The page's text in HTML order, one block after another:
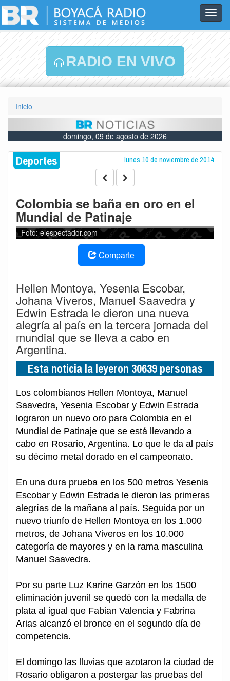
RADIO EN VIVO
Inicio
domingo, 09 de agosto de 2026
Deportes lunes 10 de noviembre de 2014
Colombia se baña en oro en el
Mundial de Patinaje
Foto: elespectador.com
Comparte
Hellen Montoya, Yesenia Escobar,
Johana Viveros, Manuel Saavedra y
Edwin Estrada le dieron una nueva
alegría al país en la tercera jornada del
mundial que se lleva a cabo en
Argentina.
Esta noticia la leyeron 30639 personas
Los colombianos Hellen Montoya, Manuel
Saavedra, Yesenia Escobar y Edwin Estrada
lograron un nuevo oro para Colombia en el
Mundial de Patinaje que se está llevando a
cabo en Rosario, Argentina. Lo que le da al país
su décimo metal dorado en el campeonato.
En una dura prueba en los 500 metros Yesenia
Escobar y Edwin Estrada le dieron las primeras
alegrías de la mañana al país. Seguida por un
nuevo triunfo de Hellen Montoya en los 1.000
metros, de Johana Viveros en los 10.000
categoría de mayores y en la rama masculina
Manuel Saavedra.
Por su parte Luz Karine Garzón en los 1500
eliminación juvenil se quedó con la medalla de
plata al igual que Fabian Valencia y Fabrina
Arias alcanzó el bronce en el segundo día de
competencia.
El domingo las lluvias que azotaron la ciudad de
Rosario obligaron a postergar las pruebas del